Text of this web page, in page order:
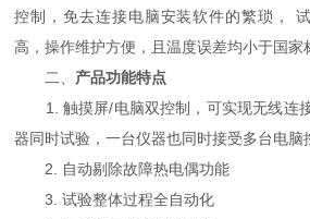
控制，免去连接电脑安装软件的繁琐，
高，操作维护方便，且温度误差均小于国家
二、 产品功能特点
1. 触摸屏/电脑双控制，可实现无线连
器同时试验，一台仪器也同时接受多台电脑
2. 自动剔除故障热电偶功能
3. 试验整体过程全自动化